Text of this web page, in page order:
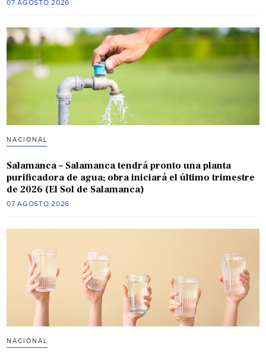
07 AGOSTO 2026
NACIONAL
Salamanca – Salamanca tendrá pronto una planta
purificadora de agua; obra iniciará el último trimestre
de 2026 (El Sol de Salamanca)
07 AGOSTO 2026
NACIONAL